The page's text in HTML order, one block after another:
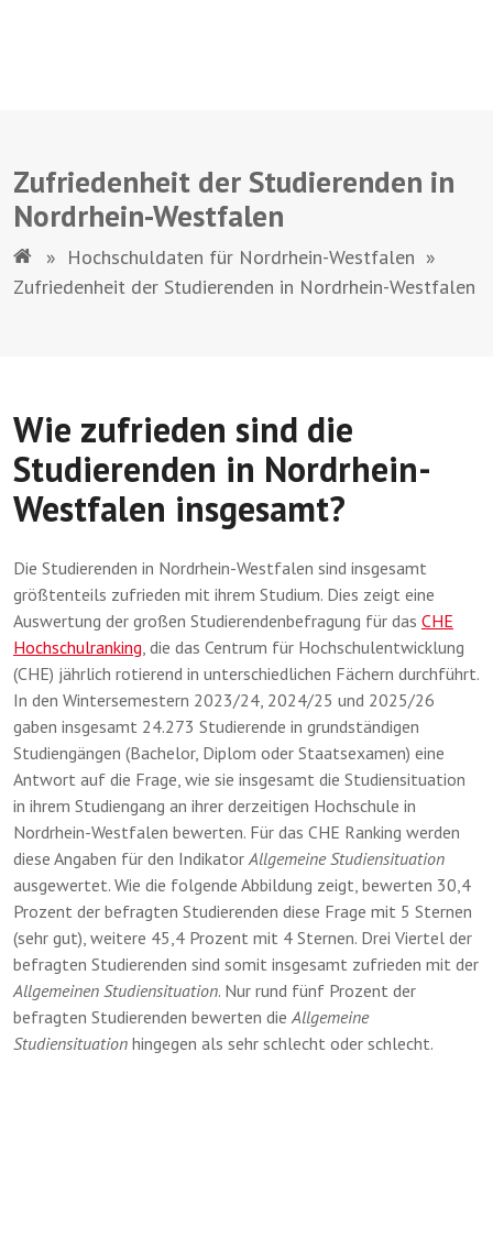
Zufriedenheit der Studierenden in
Nordrhein-Westfalen
» Hochschuldaten für Nordrhein-Westfalen »
Zufriedenheit der Studierenden in Nordrhein-Westfalen
Wie zufrieden sind die
Studierenden in Nordrhein-
Westfalen insgesamt?
Die Studierenden in Nordrhein-Westfalen sind insgesamt
größtenteils zufrieden mit ihrem Studium. Dies zeigt eine
Auswertung der großen Studierendenbefragung für das CHE
Hochschulranking, die das Centrum für Hochschulentwicklung
(CHE) jährlich rotierend in unterschiedlichen Fächern durchführt.
In den Wintersemestern 2023/24, 2024/25 und 2025/26
gaben insgesamt 24.273 Studierende in grundständigen
Studiengängen (Bachelor, Diplom oder Staatsexamen) eine
Antwort auf die Frage, wie sie insgesamt die Studiensituation
in ihrem Studiengang an ihrer derzeitigen Hochschule in
Nordrhein-Westfalen bewerten. Für das CHE Ranking werden
diese Angaben für den IndikatorAllgemeine Studiensituation
ausgewertet. Wie die folgende Abbildung zeigt, bewerten 30,4
Prozent der befragten Studierenden diese Frage mit 5 Sternen
(sehr gut), weitere 45,4 Prozent mit 4 Sternen. Drei Viertel der
befragten Studierenden sind somit insgesamt zufrieden mit der
Allgemeinen Studiensituation. Nur rund fünf Prozent der
befragten Studierenden bewerten dieAllgemeine
Studiensituation hingegen als sehr schlecht oder schlecht.